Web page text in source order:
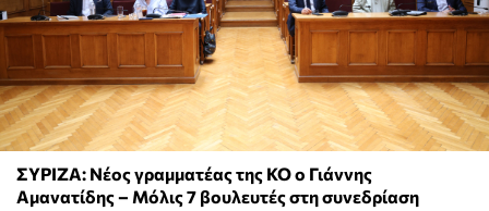
ΣΥΡΙΖΑ: Νέος γραμματέας της ΚΟ ο Γιάννης
Αμανατίδης – Μόλις 7 βουλευτές στη συνεδρίαση